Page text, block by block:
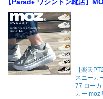
【Parade ワシントン靴店】
【楽天
スニーカ
77 ローカ
カー moz